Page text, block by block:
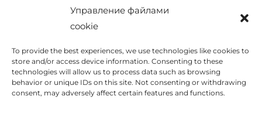
Управление файлами
cookie
To provide the best experiences, we use technologies like cookies to
store and/or access device information. Consenting to these
technologies will allow us to process data such as browsing
behavior or unique IDs on this site. Not consenting or withdrawing
consent, may adversely affect certain features and functions.
+995 595 95 40 77